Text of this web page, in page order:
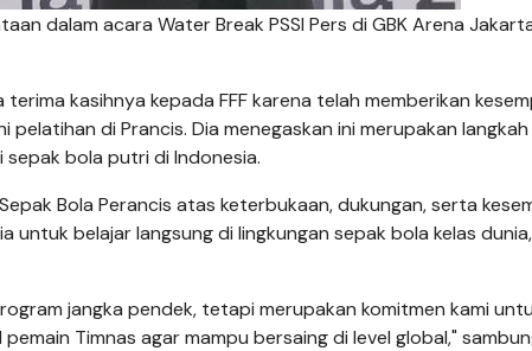
dalam acara Water Break PSSI Pers di GBK Arena
terima kasihnya kepada FFF karena telah memberikan
di Prancis. Dia menegaskan ini merupakan langkah
bola putri di Indonesia.
Bola Perancis atas keterbukaan, dukungan, serta
untuk belajar langsung di lingkungan sepak bola kelas
jangka pendek, tetapi merupakan komitmen kami
Timnas agar mampu bersaing di level global,"